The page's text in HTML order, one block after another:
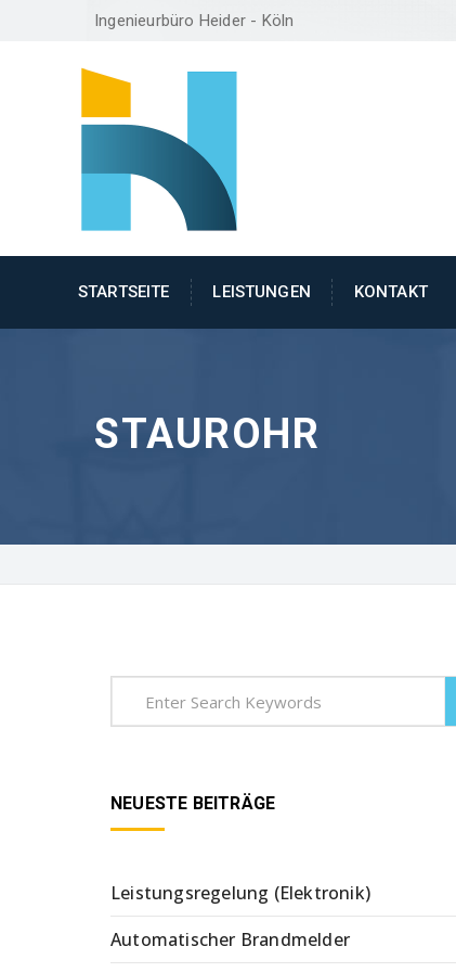
Ingenieurbüro Heider - Köln
STARTSEITE LEISTUNGEN KONTAKT
STAUROHR
NEUESTE BEITRÄGE
Leistungsregelung (Elektronik)
Automatischer Brandmelder